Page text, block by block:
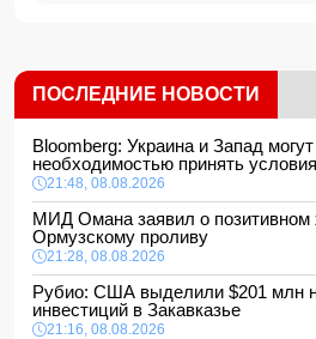
ПОСЛЕДНИЕ НОВОСТИ
Bloomberg: Украина и Запад
необходимостью принять
21:48, 08.08.2026
МИД Омана заявил о позитивном
Ормузскому проливу
21:28, 08.08.2026
Рубио: США выделили $201 млн
инвестиций в Закавказье
21:16, 08.08.2026